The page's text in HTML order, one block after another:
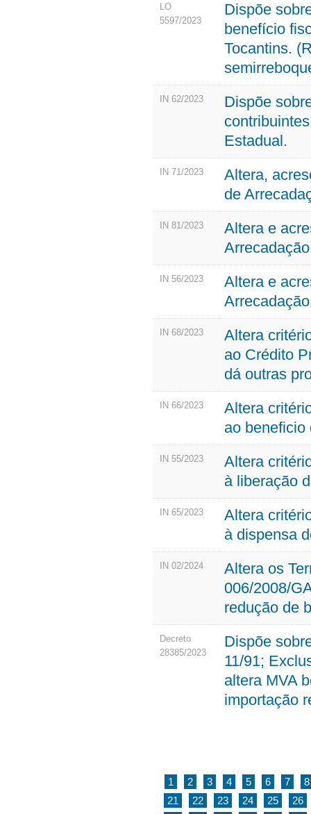
LO
5597/2023
Dispõe
benefício
Tocantins.
IN 62/2023
Dispõe
Estadual.
IN 71/2023
Altera,
de
IN 81/2023
Altera e
IN 56/2023
Altera e
IN 68/2023
Altera
ao Crédito
dá outras
IN 66/2023
Altera
ao beneficio
IN 55/2023
Altera
à liberação
IN 65/2023
Altera
à dispensa
IN 02/2024
Altera os
006/2008/
redução de
Decreto
28385/2023
Dispõe
11/91;
altera MVA
importação
1 2 3 4 5 6 7
8
21
22 23 24 25
26